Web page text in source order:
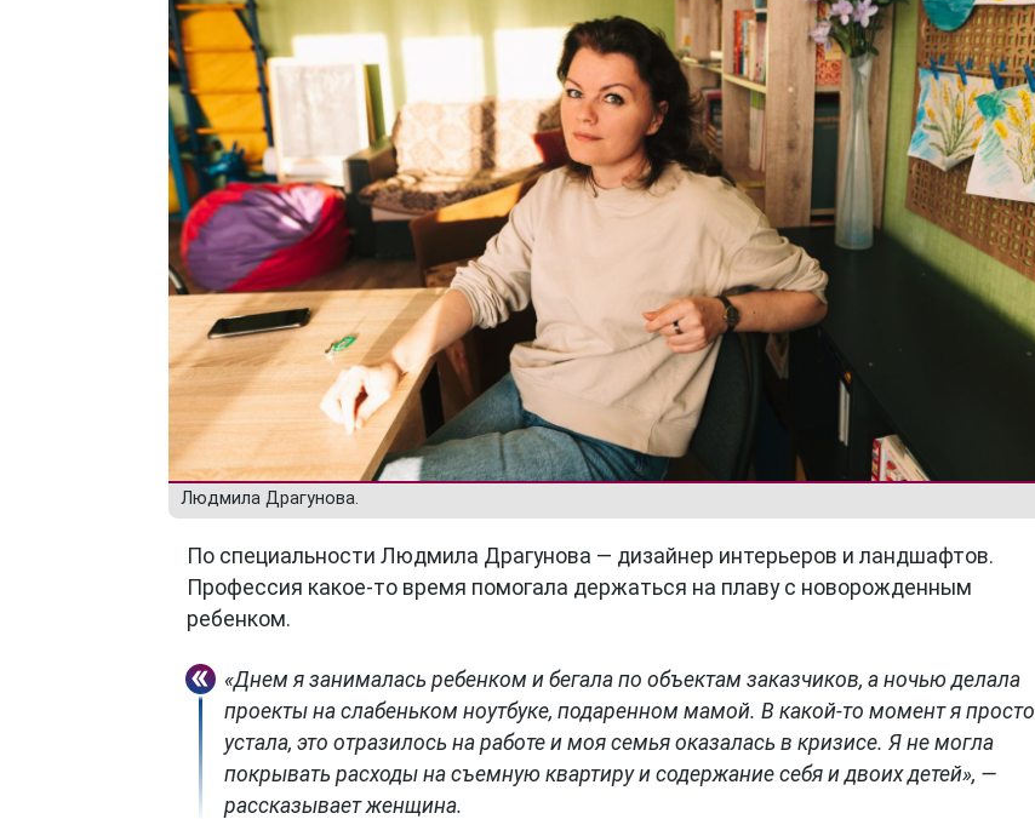
Людмила Драгунова.
По специальности Людмила Драгунова — дизайнер интерьеров и ландшафтов.
Профессия какое-то время помогала держаться на плаву с новорожденным
ребенком.
«Днем я занималась ребенком и бегала по объектам заказчиков, а ночью делала
проекты на слабеньком ноутбуке, подаренном мамой. В какой-то момент я просто
устала, это отразилось на работе и моя семья оказалась в кризисе. Я не могла
покрывать расходы на съемную квартиру и содержание себя и двоих детей», —
рассказывает женщина.